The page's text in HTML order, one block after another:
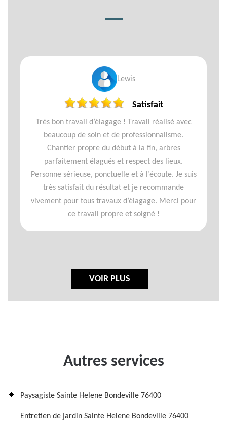
Lewis
Satisfait
Très bon travail d’élagage ! Travail réalisé avec
beaucoup de soin et de professionnalisme.
Chantier propre du début à la fin, arbres
parfaitement élagués et respect des lieux.
Personne sérieuse, ponctuelle et à l’écoute. Je suis
très satisfait du résultat et je recommande
vivement pour tous travaux d’élagage. Merci pour
ce travail propre et soigné !
VOIR PLUS
Autres services
Paysagiste Sainte Helene Bondeville 76400
Entretien de jardin Sainte Helene Bondeville 76400